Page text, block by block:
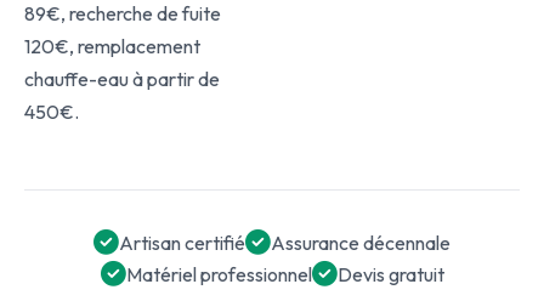
89€, recherche de fuite
120€, remplacement
chauffe-eau à partir de
450€.
Artisan certifié
Assurance décennale
Matériel professionnel
Devis gratuit